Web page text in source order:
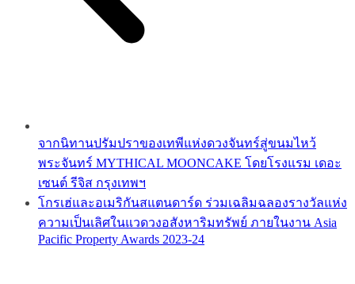
จากนิทานปรัมปราของเทพีแห่งดวงจันทร์สู่ขนมไหว้
พระจันทร์ MYTHICAL MOONCAKE โดยโรงแรม เดอะ
เซนต์ รีจิส กรุงเทพฯ
โกรเฮ่และอเมริกันสแตนดาร์ด ร่วมเฉลิมฉลองรางวัลแห่ง
ความเป็นเลิศในแวดวงอสังหาริมทรัพย์ ภายในงาน Asia
Pacific Property Awards 2023-24